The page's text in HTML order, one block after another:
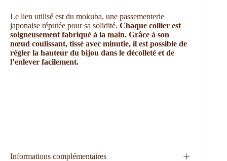
Le lien utilisé est du mokuba, une passementerie
japonaise réputée pour sa solidité. Chaque collier est
soigneusement fabriqué à la main. Grâce à son
nœud coulissant, tissé avec minutie, il est possible de
régler la hauteur du bijou dans le décolleté et de
l’enlever facilement.
Informations complémentaires